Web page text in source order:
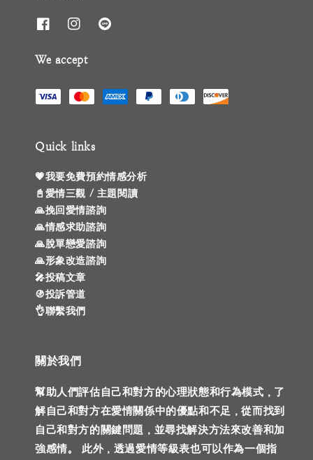
We accept
Quick links
💗我要免費預約情感分析
📓愛情三觀 / 主題閱讀
🙏挽回愛情諮詢
🙏情感求助諮詢
🙏脫單戀愛諮詢
🙏形象改造諮詢
🎤投稿文章
🚯投訴管道
👌聯繫我們
關於我們
幫助人們評估自己和對方的心理狀態和行為模式，了
解自己和對方在愛情關係中的優點和不足，從而找到
自己和對方的關鍵問題，並尋找解決方法來改善和加
強感情。 此外，透過愛情等級表也可以作為一個指